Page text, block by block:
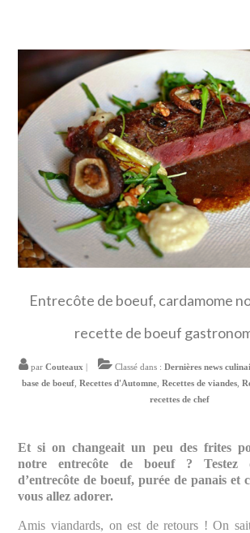
Entrecôte de boeuf, cardamome
recette de boeuf
par Couteaux | Classé dans : Dernières news
base de boeuf Recettes d'Automne Recettes de viandes
recettes de chef
Et si on changeait un peu des frites
notre entrecôte de boeuf ? Testez
d’entrecôte de boeuf, purée de panais et
vous allez adorer.
Amis viandards, on est de retours ! On